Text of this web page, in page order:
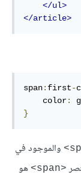
</ul>
</article>
span: first-
    color
:
}
والموجود في
<span>
هو